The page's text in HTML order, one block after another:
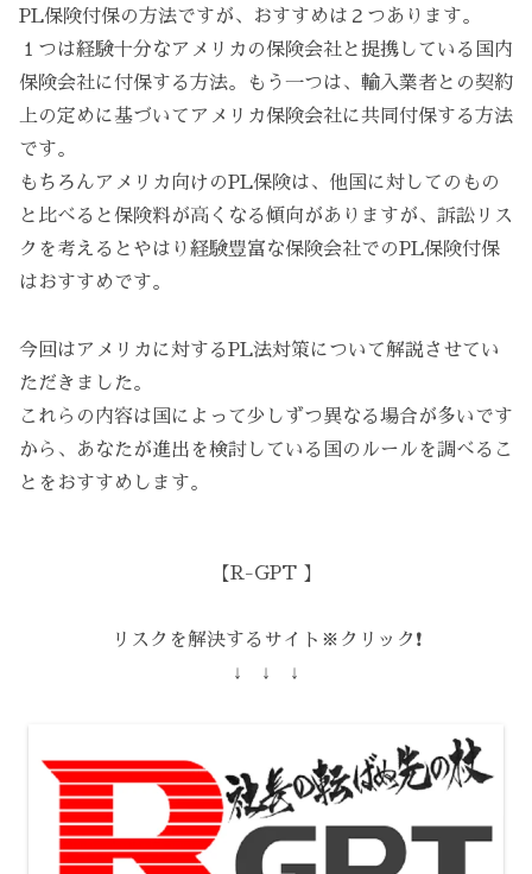
PL保険付保の方法ですが、おすすめは２つあります。
１つは経験十分なアメリカの保険会社と提携している国内
保険会社に付保する方法。もう一つは、輸入業者との契約
上の定めに基づいてアメリカ保険会社に共同付保する方法
です。
もちろんアメリカ向けのPL保険は、他国に対してのもの
と比べると保険料が高くなる傾向がありますが、訴訟リス
クを考えるとやはり経験豊富な保険会社でのPL保険付保
はおすすめです。
今回はアメリカに対するPL法対策について解説させてい
ただきました。
これらの内容は国によって少しずつ異なる場合が多いです
から、あなたが進出を検討している国のルールを調べるこ
とをおすすめします。
【R-GPT 】
リスクを解決するサイト※クリック❗️
↓ ↓ ↓